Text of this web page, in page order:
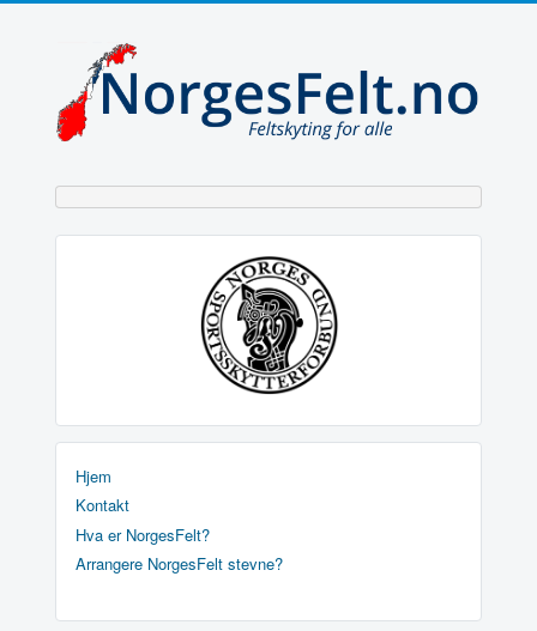
Hjem
Kontakt
Hva er NorgesFelt?
Arrangere NorgesFelt stevne?